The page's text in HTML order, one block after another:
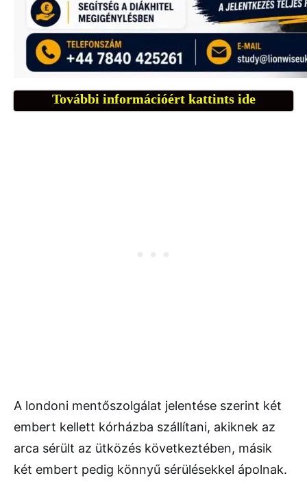
További információért kattints ide
A londoni mentőszolgálat jelentése szerint két
embert kellett kórházba szállítani, akiknek az
arca sérült az ütközés következtében, másik
két embert pedig könnyű sérülésekkel ápolnak.